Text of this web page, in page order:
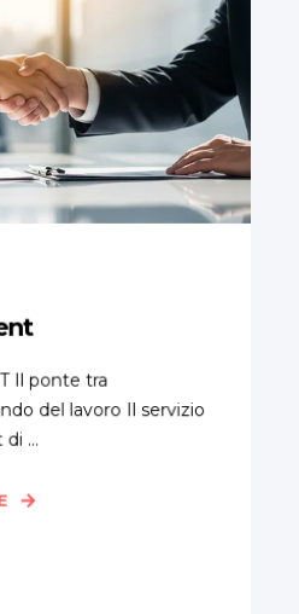
Il ponte tra
del lavoro Il servizio
...